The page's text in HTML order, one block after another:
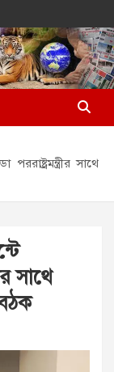
In Australia
সাথে
সাথে